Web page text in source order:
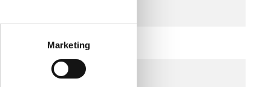
Marketing
A an UO1 und UO2)